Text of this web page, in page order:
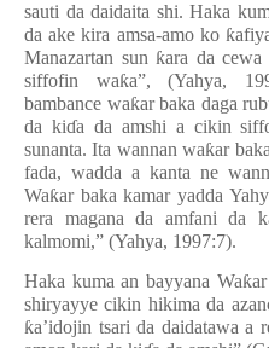
sauti da daidaita shi. Haka
da ake kira amsa-amo ko ƙ
Manazartan sun ƙara da
siffofin waƙa”, (Yahya,
bambance waƙar baka daga
da kiɗa da amshi a cikin
sunanta.Ita wannan waƙar
fada, wadda a kanta ne
Waƙar baka kamar yadda
rera magana da amfani da
kalmomi,” (Yahya, 1997:7).
Haka kuma an bayyana Waƙ
shiryayye cikin hikima da
ƙa’idojin tsari da daidatawa a